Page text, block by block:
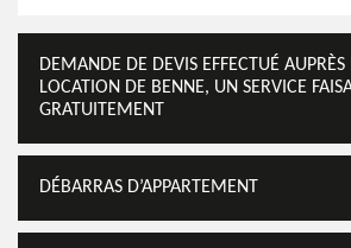
DEMANDE DE DEVIS EFFECTUÉ AUPRÈS
LOCATION DE BENNE, UN SERVICE
GRATUITEMENT
DÉBARRAS D’APPARTEMENT